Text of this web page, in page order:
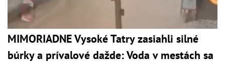
MIMORIADNE Vysoké Tatry zasiahli silné
búrky a prívalové dažde: Voda v mestách sa